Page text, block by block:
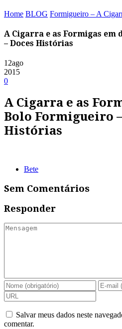
Home BLOG Formigueiro – A
A Cigarra e as Formigas em
– Doces Histórias
12ago
2015
0
A Cigarra e as
Bolo Formigueiro –
Histórias
Bete
Sem Comentários
Responder
Salvar meus dados neste
comentar.